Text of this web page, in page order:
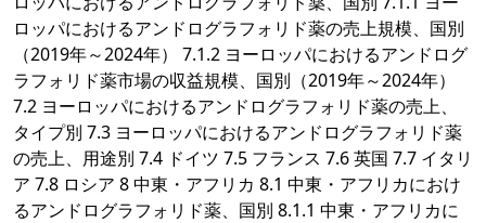
ロッパにおけるアンドログラフォリド薬の売上規模、国別
（2019年～2024年） 7.1.2 ヨーロッパにおけるアンドログ
ラフォリド薬市場の収益規模、国別（2019年～2024年）
7.2 ヨーロッパにおけるアンドログラフォリド薬の売上、
タイプ別 7.3 ヨーロッパにおけるアンドログラフォリド薬
の売上、用途別 7.4 ドイツ 7.5 フランス 7.6 英国 7.7 イタリ
ア 7.8 ロシア 8 中東・アフリカ 8.1 中東・アフリカにおけ
るアンドログラフォリド薬、国別 8.1.1 中東・アフリカに